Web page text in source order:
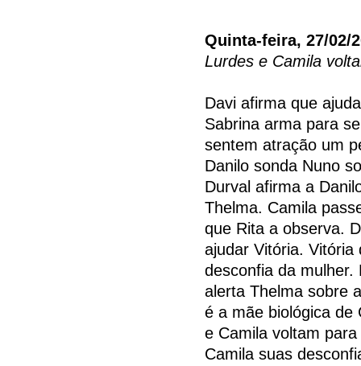
Quinta-feira, 27/02/
Lurdes e Camila
Davi afirma que
Sabrina arma para
sentem atração um
Danilo sonda Nuno
Durval afirma a
Thelma. Camila
que Rita a observa.
ajudar Vitória.
desconfia da mulher.
alerta Thelma sobre
é a mãe biológica de
e Camila voltam
Camila suas